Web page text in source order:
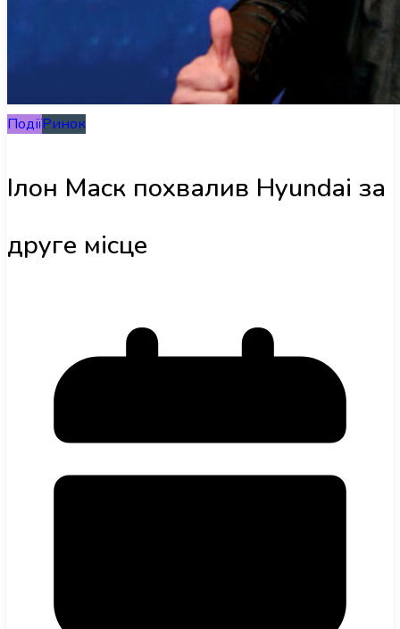
Огляди
ПодіїРинок
Ілон Маск похвалив Hyundai за
друге місце